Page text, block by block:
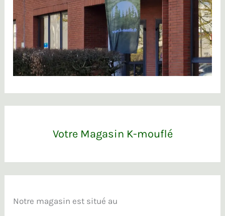
Votre Magasin K-mouflé
Notre magasin est situé au